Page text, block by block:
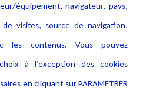
équipement, navigateur, pays,
visites, source de navigation,
les contenus. Vous pouvez
à l’exception des cookies
en cliquant sur PARAMETRER